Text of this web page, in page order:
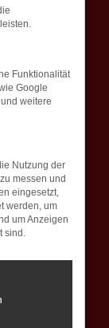
Uhr
Funktionalität
Google
weitere
Nutzung der
messen und
eingesetzt,
werden, um
um Anzeigen
sind.